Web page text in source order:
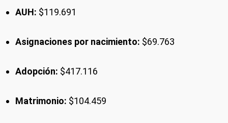
AUH: $119.691
Asignaciones por nacimiento: $69.763
Adopción: $417.116
Matrimonio: $104.459